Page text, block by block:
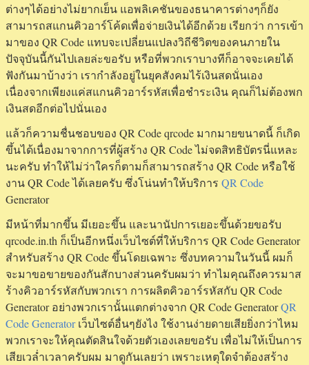
ต่างๆได้อย่างไม่ยากเย็น แอพลิเคชันของธนาคารต่างๆก็ยัง
สามารถสแกนคิวอาร์โค้ดเพื่อจ่ายเงินได้อีกด้วย เรียกว่า การเข้า
มาของ QR Code แทบจะเปลี่ยนแปลงวิถีชีวิตของคนภายใน
ปัจจุบันนี้กันไปเลยล่ะขอรับ หรือที่พวกเราบางทีก็อาจจะเคยได้
ฟังกันมาบ้างว่า เรากำลังอยู่ในยุคสังคมไร้เงินสดนั่นเอง
เนื่องจากเพียงแค่สแกนคิวอาร์รหัสเพื่อชำระเงิน คุณก็ไม่ต้องพก
เงินสดอีกต่อไปนั่นเอง
แล้วก็ความชื่นชอบของ QR Code qrcode มากมายขนาดนี้ ก็เกิด
ขึ้นได้เนื่องมาจากการที่ผู้สร้าง QR Code ไม่จดสิทธิบัตรนี่แหละ
นะครับ ทำให้ไม่ว่าใครก็ตามก็สามารถสร้าง QR Code หรือใช้
งาน QR Code ได้เลยครับ ซึ่งโน่นทำให้บริการ QR Code
Generator
มีหน้าที่มากขึ้น มีเยอะขึ้น และนานัปการเยอะขึ้นด้วยขอรับ
qrcode.in.th ก็เป็นอีกหนึ่งเว็บไซต์ที่ให้บริการ QR Code Generator
สำหรับสร้าง QR Code ขึ้นโดยเฉพาะ ซึ่งบทความในวันนี้ ผมก็
จะมาขอขายของกันสักบางส่วนครับผมว่า ทำไมคุณถึงควรมาส
ร้างคิวอาร์รหัสกับพวกเรา การผลิตคิวอาร์รหัสกับ QR Code
Generator อย่างพวกเรานั้นแตกต่างจาก QR Code GeneratorQR
Code Generatorเว็บไซต์อื่นๆยังไง ใช้งานง่ายดายเสียยิ่งกว่าไหม
พวกเราจะให้คุณตัดสินใจด้วยตัวเองเลยขอรับ เพื่อไม่ให้เป็นการ
เสียเวล่ำเวลาครับผม มาดูกันเลยว่า เพราะเหตุใดจำต้องสร้าง